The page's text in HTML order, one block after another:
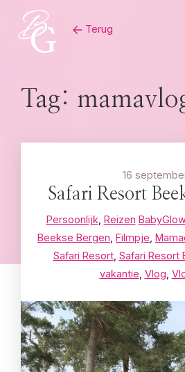
content
Terug
Tag:
16
Safari Resort
Persoonlijk Reizen BabyGlow
Beekse Bergen Filmpje
Safari Resort, Safari Resort
vakantie Vlog